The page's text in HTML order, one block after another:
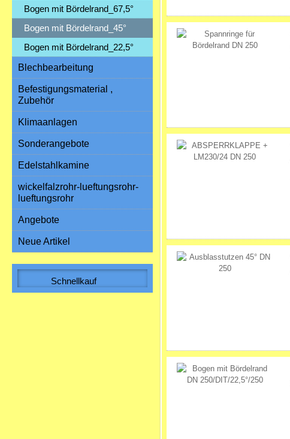
Bogen mit Bördelrand_67,5°
Bogen mit Bördelrand_45°
Bogen mit Bördelrand_22,5°
Blechbearbeitung
Befestigungsmaterial ,
Zubehör
Klimaanlagen
Sonderangebote
Edelstahlkamine
wickelfalzrohr-lueftungsrohr-
lueftungsrohr
Angebote
Neue Artikel
Schnellkauf